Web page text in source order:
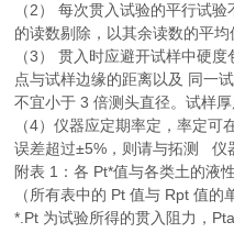
（2） 每次贯入试验的平行试
的读数剔除，以其余读数的平均
（3） 贯入时应避开试样中硬
点与试样边缘的距离以及 同一
不宜小于 3 倍测头直径。试样
（4）仪器应定期率定，率定
误差超过±5%，则请与拓测 仪
附表 1：各 Pt*值与各类土的液
（所有表中的 Pt 值与 Rpt 值的
*.Pt 为试验所得的贯入阻力，